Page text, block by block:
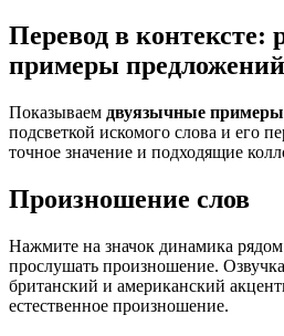
Перевод в контексте:
примеры предложений
Показываем двуязычные
подсветкой искомого слова и его
точное значение и подходящие
Произношение слов
Нажмите на значок динамика
прослушать произношение.
британский и американский
естественное произношение.